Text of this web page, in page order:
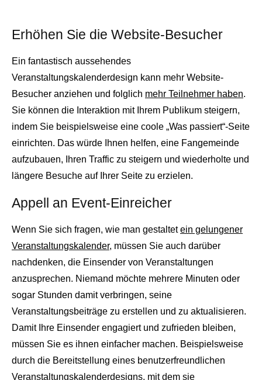
Erhöhen Sie die Website-Besucher
Ein fantastisch aussehendes
Veranstaltungskalenderdesign kann mehr Website-
Besucher anziehen und folglich mehr Teilnehmer haben.
Sie können die Interaktion mit Ihrem Publikum steigern,
indem Sie beispielsweise eine coole „Was passiert“-Seite
einrichten. Das würde Ihnen helfen, eine Fangemeinde
aufzubauen, Ihren Traffic zu steigern und wiederholte und
längere Besuche auf Ihrer Seite zu erzielen.
Appell an Event-Einreicher
Wenn Sie sich fragen, wie man gestaltetein gelungener
Veranstaltungskalender, müssen Sie auch darüber
nachdenken, die Einsender von Veranstaltungen
anzusprechen. Niemand möchte mehrere Minuten oder
sogar Stunden damit verbringen, seine
Veranstaltungsbeiträge zu erstellen und zu aktualisieren.
Damit Ihre Einsender engagiert und zufrieden bleiben,
müssen Sie es ihnen einfacher machen. Beispielsweise
durch die Bereitstellung eines benutzerfreundlichen
Veranstaltungskalenderdesigns, mit dem sie